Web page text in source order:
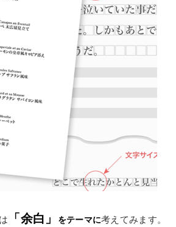
「余白」 をテーマに考えてみます。